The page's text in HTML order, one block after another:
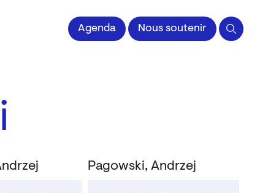
Agenda Nous soutenir
Pagowski, Andrzej